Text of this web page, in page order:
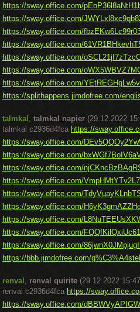
https://sway.office.com/
https://sway.office.com/
https://sway.office.com/
https://sway.office.com/
https://sway.office.com/
https://sway.office.com/
https://sway.office.com/
https://splithappens.jimdofree.com/
talmkal , talmkal napier (29.12.2022
talmkal c2936d4fca https://
https://sway.office.com/
https://sway.office.com/
https://sway.office.com/
https://sway.office.com/
https://sway.office.com/
https://sway.office.com/
https://sway.office.com/
https://sway.office.com/
https://sway.office.com/
https://bbb.jimdofree.com/
renval , renval quirite (29.12.2022
renval c2936d4fca https://
https://sway.office.com/